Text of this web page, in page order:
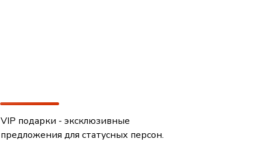
VIP подарки - эксклюзивные
предложения для статусных персон.